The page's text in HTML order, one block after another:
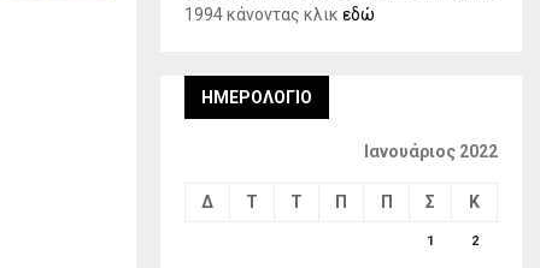
1994 κάνοντας κλικ εδώ
ΗΜΕΡΟΛΌΓΙΟ
Ιανουάριος 2022
Δ Τ Τ Π Π Σ Κ
1 2